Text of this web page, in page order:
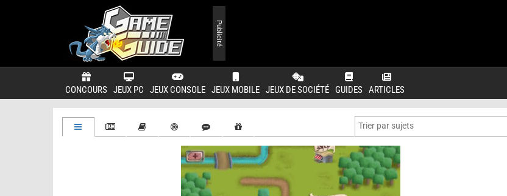
CONCOURS JEUX PC JEUX CONSOLE JEUX MOBILE JEUX DE SOCIÉTÉ GUIDES ARTICLES
Publicité